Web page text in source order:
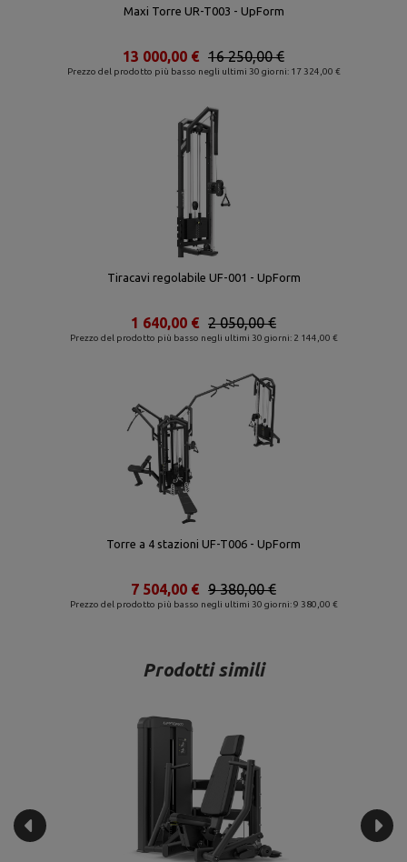
Maxi Torre UR-T003 - UpForm
Prezzo del prodotto più basso negli ultimi 30 giorni: 17 324,00 €
16 250,00 €
13 000,00 €
Tiracavi regolabile UF-001 - UpForm
Prezzo del prodotto più basso negli ultimi 30 giorni: 2 144,00 €
2 050,00 €
1 640,00 €
Torre a 4 stazioni UF-T006 - UpForm
Prezzo del prodotto più basso negli ultimi 30 giorni: 9 380,00 €
9 380,00 €
7 504,00 €
Prodotti simili